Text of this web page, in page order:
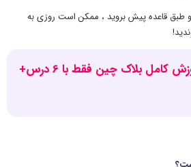
قاعده پیش بروید ، ممکن است روزی به
آموزش کامل بلاک چین فقط با 6 درس+